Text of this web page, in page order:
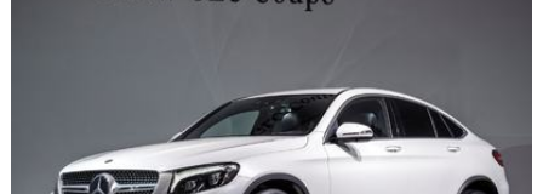
Flottes
Auto